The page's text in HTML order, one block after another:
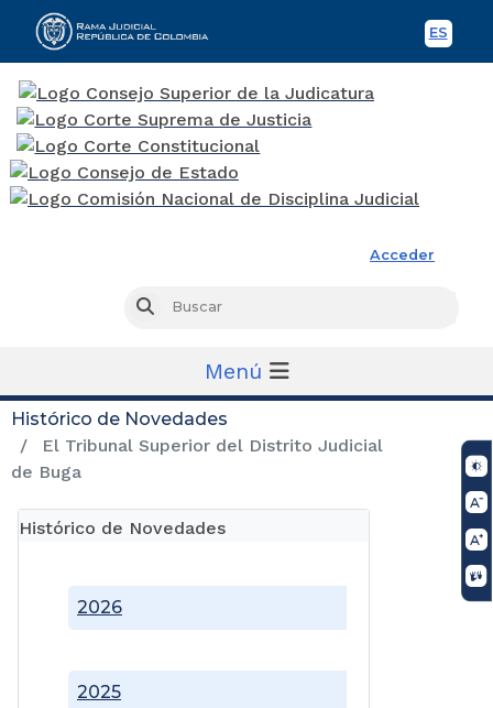
ES
Acceder
Buscar
Menú
Histórico de Novedades
El Tribunal Superior del Distrito Judicial
de Buga
Histórico de Novedades
2025
2026